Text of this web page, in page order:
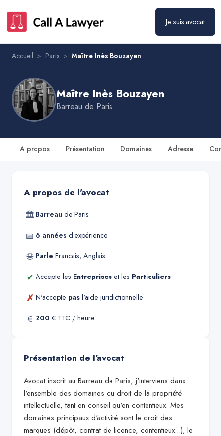
Je suis avocat
Accueil > Paris > Maître Inès Bouzayen
Maître Inès Bouzayen
Barreau de Paris
A propos Présentation Domaines Adresse
A propos de l'avocat
🏛 Barreau de Paris
📅 6 années d'expérience
🌐 Parle Francais, Anglais
✓ Accepte les Entreprises et les Particuliers
✗ N'accepte pas l'aide juridictionnelle
€ 200 € TTC / heure
Présentation de l'avocat
Avocat inscrit au Barreau de Paris, j'interviens dans
l'ensemble des domaines du droit de la propriété
intellectuelle, tant en conseil qu'en contentieux. Mes
domaines principaux d'activité sont le droit des
marques (dépôt, contrat de licence, contentieux...), le